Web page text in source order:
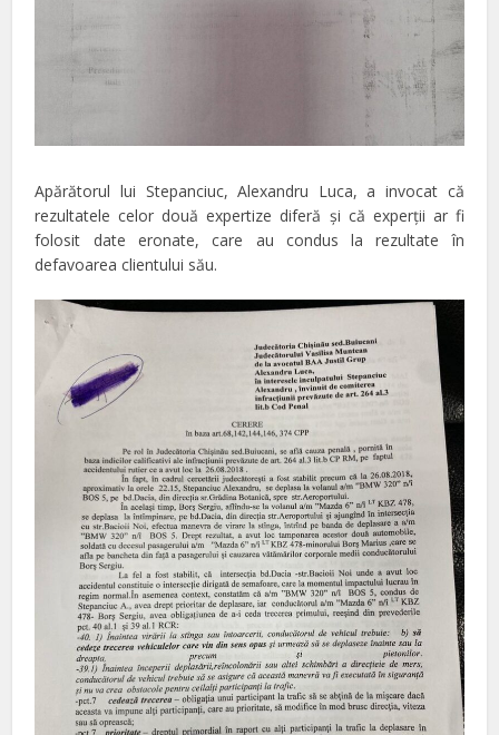
Apărătorul lui Stepanciuc, Alexandru Luca, a invocat că
rezultatele celor două expertize diferă şi că experţii ar fi
folosit date eronate, care au condus la rezultate în
defavoarea clientului său.